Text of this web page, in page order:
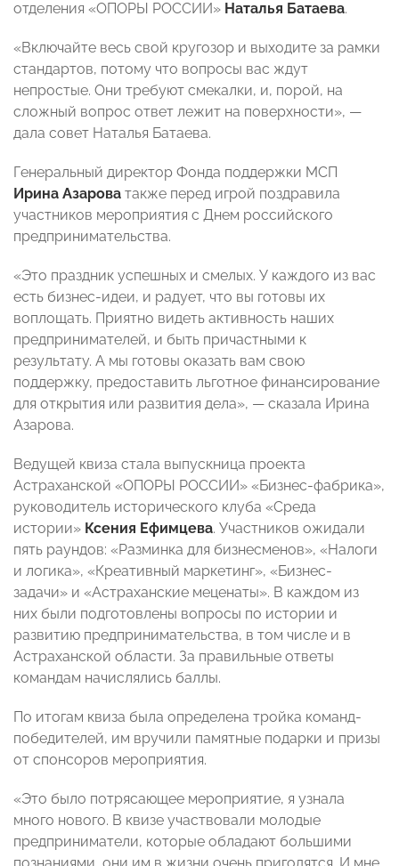
отделения «ОПОРЫ РОССИИ» Наталья Батаева.
«Включайте весь свой кругозор и выходите за рамки
стандартов, потому что вопросы вас ждут
непростые. Они требуют смекалки, и, порой, на
сложный вопрос ответ лежит на поверхности», —
дала совет Наталья Батаева.
Генеральный директор Фонда поддержки МСП
Ирина Азарова также перед игрой поздравила
участников мероприятия с Днем российского
предпринимательства.
«Это праздник успешных и смелых. У каждого из вас
есть бизнес-идеи, и радует, что вы готовы их
воплощать. Приятно видеть активность наших
предпринимателей, и быть причастными к
результату. А мы готовы оказать вам свою
поддержку, предоставить льготное финансирование
для открытия или развития дела», — сказала Ирина
Азарова.
Ведущей квиза стала выпускница проекта
Астраханской «ОПОРЫ РОССИИ» «Бизнес-фабрика»,
руководитель исторического клуба «Среда
истории» Ксения Ефимцева. Участников ожидали
пять раундов: «Разминка для бизнесменов», «Налоги
и логика», «Креативный маркетинг», «Бизнес-
задачи» и «Астраханские меценаты». В каждом из
них были подготовлены вопросы по истории и
развитию предпринимательства, в том числе и в
Астраханской области. За правильные ответы
командам начислялись баллы.
По итогам квиза была определена тройка команд-
победителей, им вручили памятные подарки и призы
от спонсоров мероприятия.
«Это было потрясающее мероприятие, я узнала
много нового. В квизе участвовали молодые
предприниматели, которые обладают большими